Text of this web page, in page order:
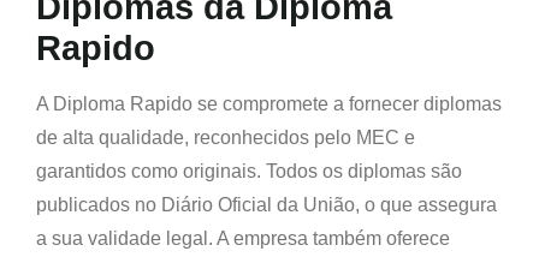
Rapido
A Diploma Rapido se compromete a fornecer diplomas
de alta qualidade, reconhecidos pelo MEC e
garantidos como originais. Todos os diplomas são
publicados no Diário Oficial da União, o que assegura
a sua validade legal. A empresa também oferece